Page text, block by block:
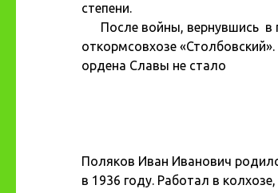
степени.
После войны, вернувшись в
откормсовхозе
ордена Славы не стало
Поляков Иван Иванович
в 1936 году. Работал в